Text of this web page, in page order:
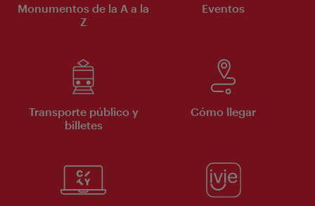
Monumentos de la A a la
Z
Eventos
Transporte público y
billetes
Cómo llegar